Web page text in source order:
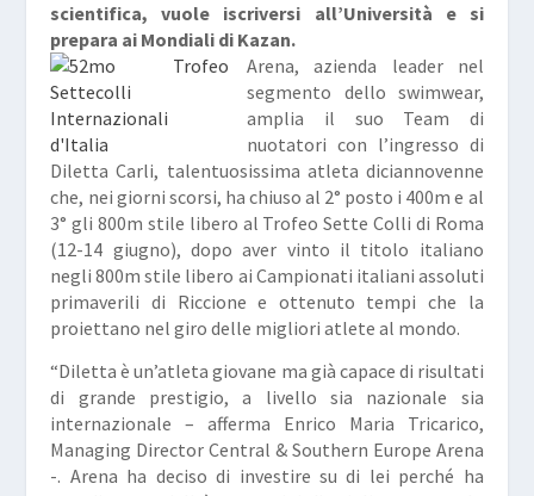
scientifica, vuole iscriversi all’Università e si
prepara ai Mondiali di Kazan.
Arena, azienda leader nel
segmento dello swimwear,
amplia il suo Team di
nuotatori con l’ingresso di
Diletta Carli, talentuosissima atleta diciannovenne
che, nei giorni scorsi, ha chiuso al 2° posto i 400m e al
3° gli 800m stile libero al Trofeo Sette Colli di Roma
(12-14 giugno), dopo aver vinto il titolo italiano
negli 800m stile libero ai Campionati italiani assoluti
primaverili di Riccione e ottenuto tempi che la
proiettano nel giro delle migliori atlete al mondo.
“Diletta è un’atleta giovane ma già capace di risultati
di grande prestigio, a livello sia nazionale sia
internazionale – afferma Enrico Maria Tricarico,
Managing Director Central & Southern Europe Arena
-. Arena ha deciso di investire su di lei perché ha